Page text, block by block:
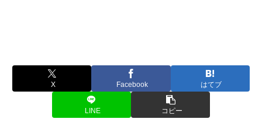
X Facebook はてブ
LINE コピー